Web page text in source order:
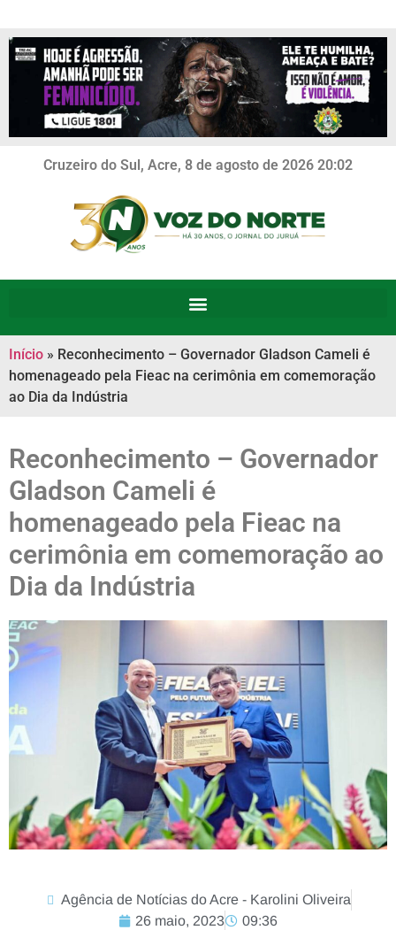
Cruzeiro do Sul, Acre, 8 de agosto de 2026 20:02
Início » Reconhecimento – Governador Gladson Cameli é
homenageado pela Fieac na cerimônia em comemoração
ao Dia da Indústria
Reconhecimento – Governador
Gladson Cameli é
homenageado pela Fieac na
cerimônia em comemoração ao
Dia da Indústria
Agência de Notícias do Acre - Karolini Oliveira
26 maio, 2023
09:36